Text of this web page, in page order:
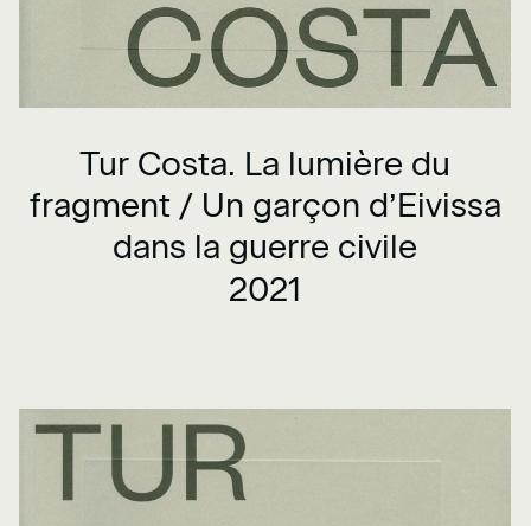
Tur Costa. La lumière du
fragment / Un garçon d’Eivissa
dans la guerre civile
2021